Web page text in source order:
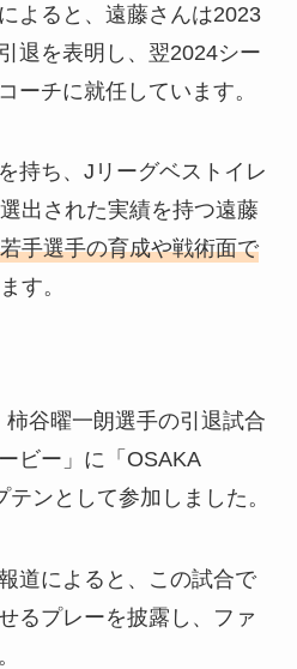
よると、遠藤さんは2023
退を表明し、翌2024シー
ーチに就任しています。
持ち、Jリーグベストイレ
出された実績を持つ遠藤
若手選手の育成や戦術面で
す。
谷曜一朗選手の引退試合
ビー」に「OSAKA
ンとして参加しました。
道によると、この試合で
るプレーを披露し、ファ